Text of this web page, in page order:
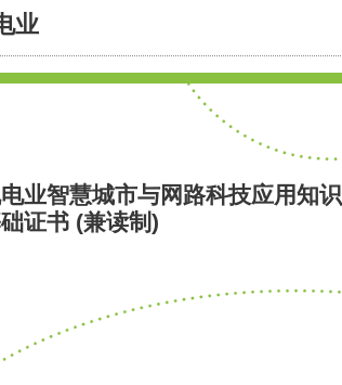
业
业智慧城市与网路科技应用知识
证书 (兼读制)